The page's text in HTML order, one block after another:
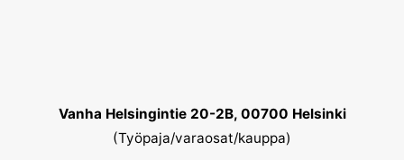
Vanha Helsingintie 20-2B, 00700 Helsinki
(Työpaja/varaosat/kauppa)